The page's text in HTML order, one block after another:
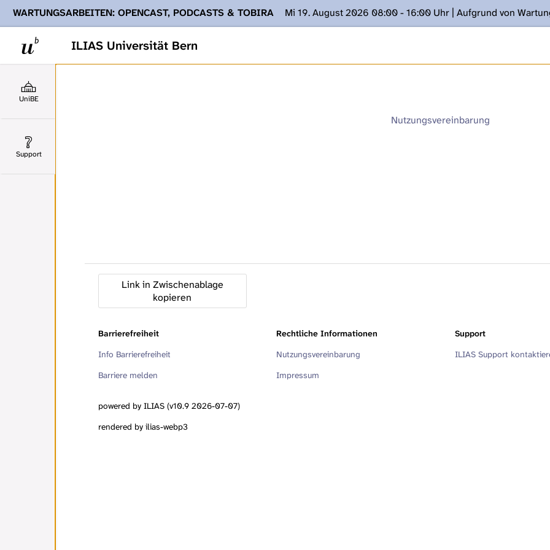
ILIAS Universität Bern
WARTUNGSARBEITEN: OPENCAST, PODCASTS & TOBIRA
Mi 19. August 2026 08:00 - 16:00 Uhr | Aufgrund von
Ihnen Podcasts, Opencast-Videos und Tobira nicht zur Verfügung stehen. Kontakt: www.podcast.unibe.ch
UniBE
Support
Nutzungsvereinbarung
Link in Zwischenablage
kopieren
Barrierefreiheit
Info Barrierefreiheit
Barriere melden
Rechtliche Informationen
Nutzungsvereinbarung
Impressum
Support
ILIAS Support
powered by ILIAS (v10.9 2026-07-07)
rendered by ilias-webp3